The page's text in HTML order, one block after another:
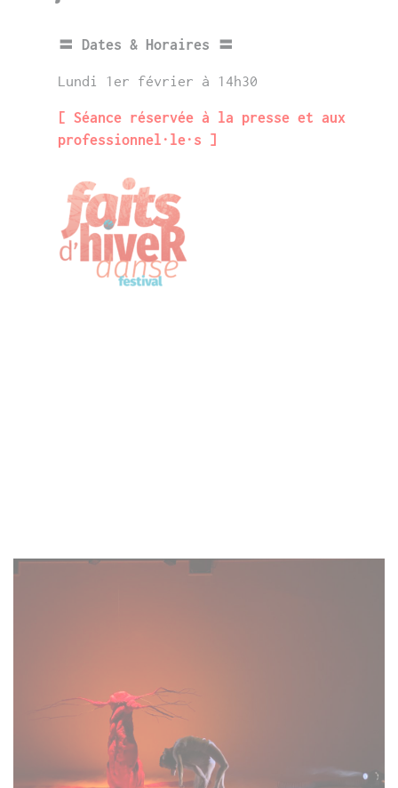
〓 Dates & Horaires 〓
Lundi 1er février à 14h30
[ Séance réservée à la presse et aux
professionnel·le·s ]